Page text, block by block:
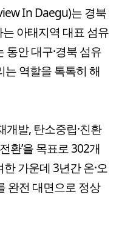
In Daegu)는 경북
아태지역 대표 섬유
안 대구·경북 섬유
역할을 톡톡히 해
개발, 탄소중립·친환
환’을 목표로 302개
가운데 3년간 온·오
완전 대면으로 정상